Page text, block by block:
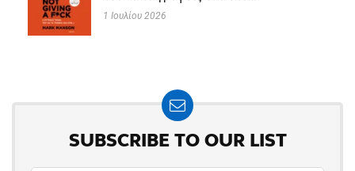
1 Ιουλίου 2026
SUBSCRIBE TO OUR LIST